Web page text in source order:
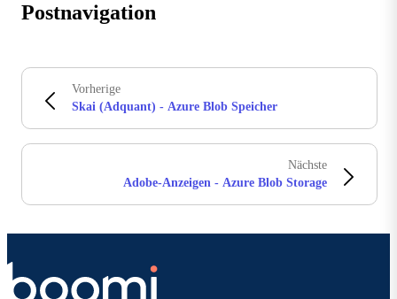
Postnavigation
Vorherige
Skai (Adquant) - Azure Blob Speicher
Nächste
Adobe-Anzeigen - Azure Blob Storage